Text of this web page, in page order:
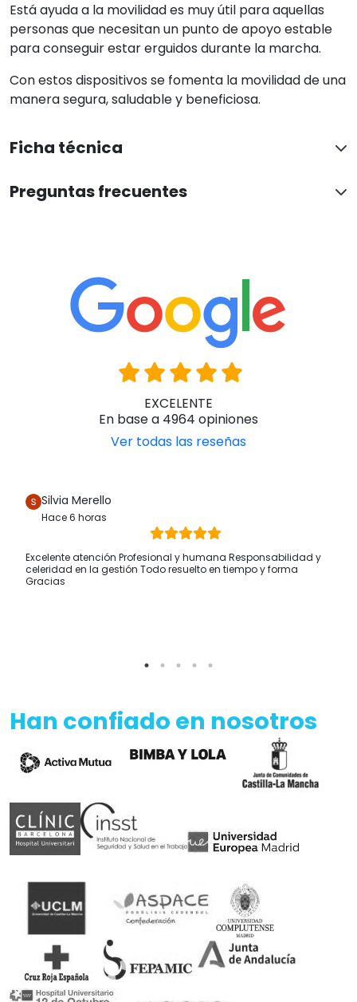
Está ayuda a la movilidad es muy útil para aquellas
personas que necesitan un punto de apoyo estable
para conseguir estar erguidos durante la marcha.
Con estos dispositivos se fomenta la movilidad de una
manera segura, saludable y beneficiosa.
Ficha técnica
Preguntas frecuentes
EXCELENTE
En base a 4964 opiniones
Ver todas las reseñas
Silvia Merello
Hace 6 horas
Excelente atención Profesional y humana Responsabilidad y
celeridad en la gestión Todo resuelto en tiempo y forma
Gracias
Han confiado en nosotros